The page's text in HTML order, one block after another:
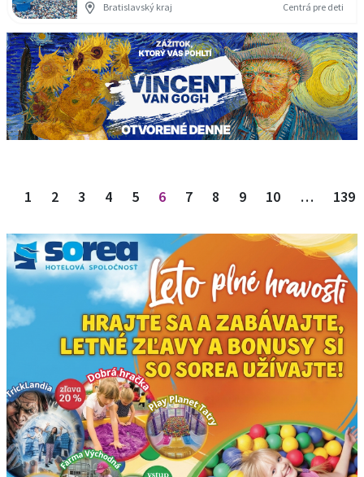
Bratislavský kraj Centrá pre deti
1 2 3 4 5 6 7 8 9 10 … 139